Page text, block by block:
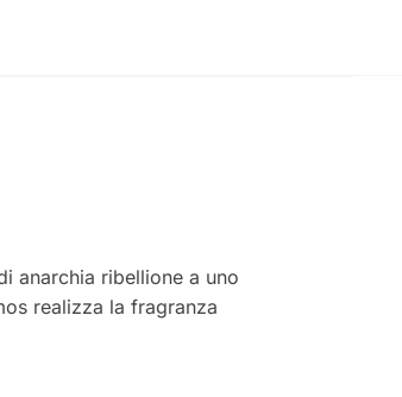
anarchia ribellione a uno
realizza la fragranza